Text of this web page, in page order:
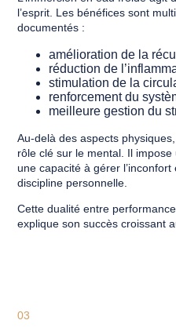
l’esprit. Les bénéfices sont
documentés :
amélioration de la
réduction de
stimulation de la
renforcement du
meilleure gestion du
Au-delà des aspects
rôle clé sur le mental. Il
une capacité à gérer
discipline personnelle.
Cette dualité entre
explique son succès croissant
03